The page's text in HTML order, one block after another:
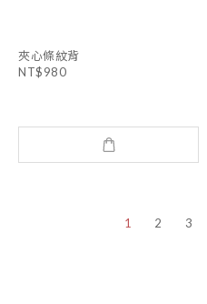
夾心條紋背
NT$980
1 2 3